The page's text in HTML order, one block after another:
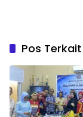
Pos Terkait